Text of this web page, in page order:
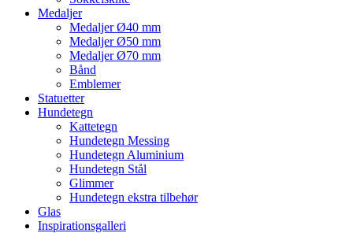
Medaljer
Medaljer Ø40 mm
Medaljer Ø50 mm
Medaljer Ø70 mm
Bånd
Emblemer
Statuetter
Hundetegn
Kattetegn
Hundetegn Messing
Hundetegn Aluminium
Hundetegn Stål
Glimmer
Hundetegn ekstra tilbehør
Glas
Inspirationsgalleri